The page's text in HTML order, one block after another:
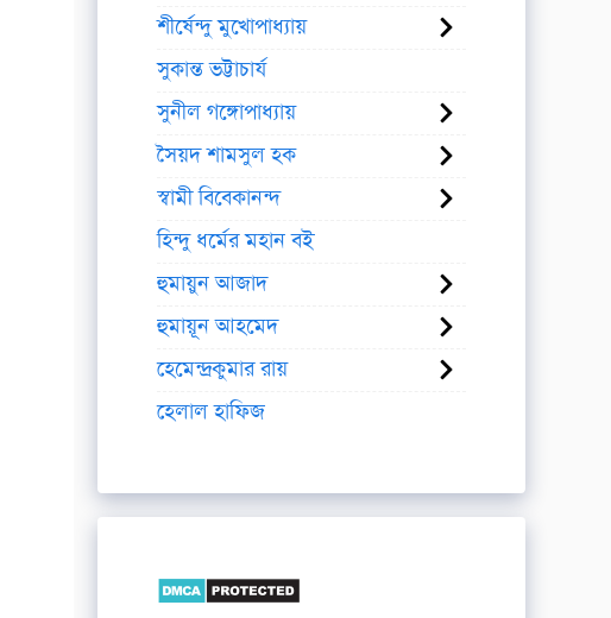
শীর্ষেন্দু মুখোপাধ্যায়
সুকান্ত ভট্টাচার্য
সুনীল গঙ্গোপাধ্যায়
সৈয়দ শামসুল হক
স্বামী বিবেকানন্দ
হিন্দু ধর্মের মহান বই
হুমায়ুন আজাদ
হুমায়ূন আহমেদ
হেমেন্দ্রকুমার রায়
হেলাল হাফিজ